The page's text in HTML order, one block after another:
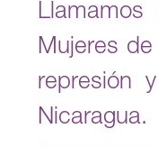
Mujeres
represión
Nicaragua.